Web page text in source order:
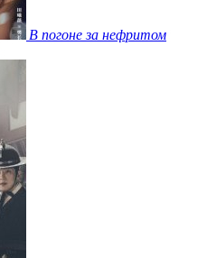
В погоне за нефритом